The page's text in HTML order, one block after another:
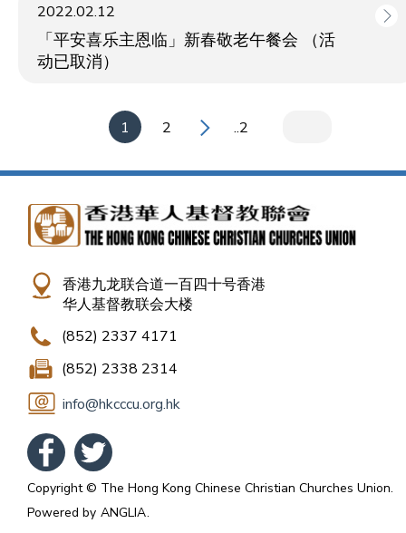
2022.02.12
「平安喜乐主恩临」新春敬老午餐会 （活
动已取消）
1 2 ..2
香港九龙联合道一百四十号香港
华人基督教联会大楼
(852) 2337 4171
(852) 2338 2314
info@hkcccu.org.hk
Copyright © The Hong Kong Chinese Christian Churches Union.
Powered by ANGLIA.